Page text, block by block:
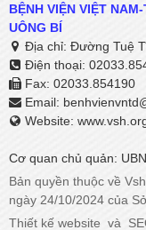
BỆNH VIỆN VIỆT
UÔNG BÍ
Địa chỉ: Đường Tuệ
Điện thoại:
Fax: 02033.854190
Email:
Website:
Cơ quan chủ quản:
Bản quyền thuộc về
ngày 24/10/2024 của
Thiết kế website và